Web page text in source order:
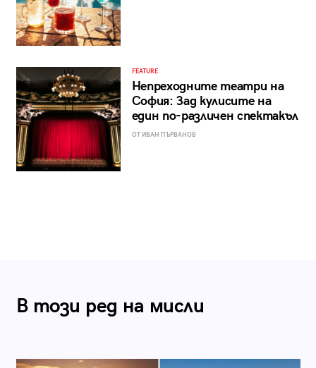
FEATURE
Непреходните театри на
София: Зад кулисите на
един по-различен спектакъл
ОТ ИВАН ПЪРВАНОВ
В този ред на мисли